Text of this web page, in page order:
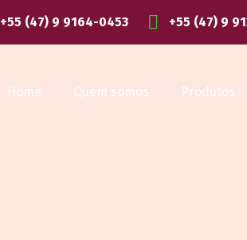
+55 (47) 9 9164-0453 +55 (47) 9
Home Quem somos Produtos